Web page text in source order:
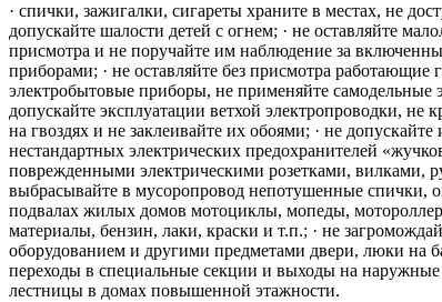
· спички, зажигалки, сигареты храните в местах, не
допускайте шалости детей с огнем; · не оставляйте
присмотра и не поручайте им наблюдение за
приборами; · не оставляйте без присмотра работающие
электробытовые приборы, не применяйте самодельные
допускайте эксплуатации ветхой электропроводки, не
на гвоздях и не заклеивайте их обоями; · не допускайте
нестандартных электрических предохранителей
поврежденными электрическими розетками, вилками,
выбрасывайте в мусоропровод непотушенные спички,
подвалах жилых домов мотоциклы, мопеды,
материалы, бензин, лаки, краски и т.п.; · не
оборудованием и другими предметами двери, люки на
переходы в специальные секции и выходы на
лестницы в домах повышенной этажности.